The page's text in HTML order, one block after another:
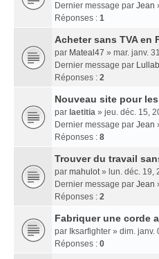
Dernier message par Jean
Réponses : 1
Acheter sans TVA en
par Mateal47 » mar. janv.
Dernier message par
Réponses : 2
Nouveau site pour
par laetitia » jeu. déc. 15,
Dernier message par Jean
Réponses : 8
Trouver du travail
par mahulot» lun. déc. 19,
Dernier message par Jean
Réponses : 2
Fabriquer une corde
par Iksarfighter » dim. janv.
Réponses : 0